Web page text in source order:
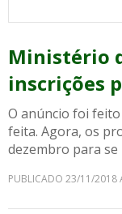
Ministério
inscrições
O anúncio foi
feita. Agora, os
dezembro para
PUBLICADO 23/11/2018